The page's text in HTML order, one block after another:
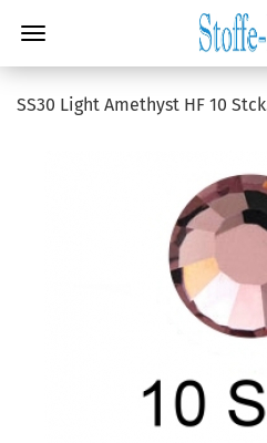
SS30 Light Amethyst HF 10